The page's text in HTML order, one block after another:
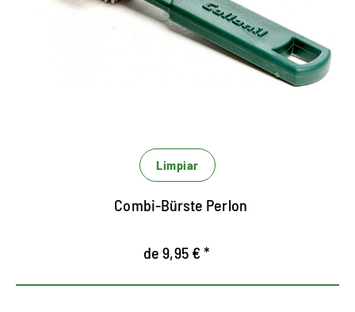
Cepillo especial con cerdas de perlón para
El primer paso de limpieza en seco, efectivo.
Limpiar
Combi-Bürste Perlon
de 9,95 € *